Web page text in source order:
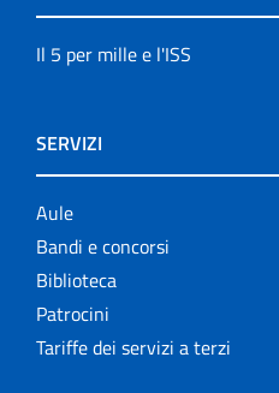
Il 5 per mille e l'ISS
SERVIZI
Aule
Bandi e concorsi
Biblioteca
Patrocini
Tariffe dei servizi a terzi